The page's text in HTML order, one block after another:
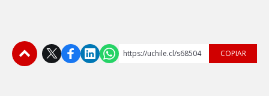
https://uchile.cl/s68504 COPIAR